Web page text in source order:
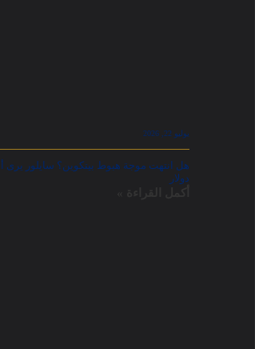
يوليو 22, 2026
دولار